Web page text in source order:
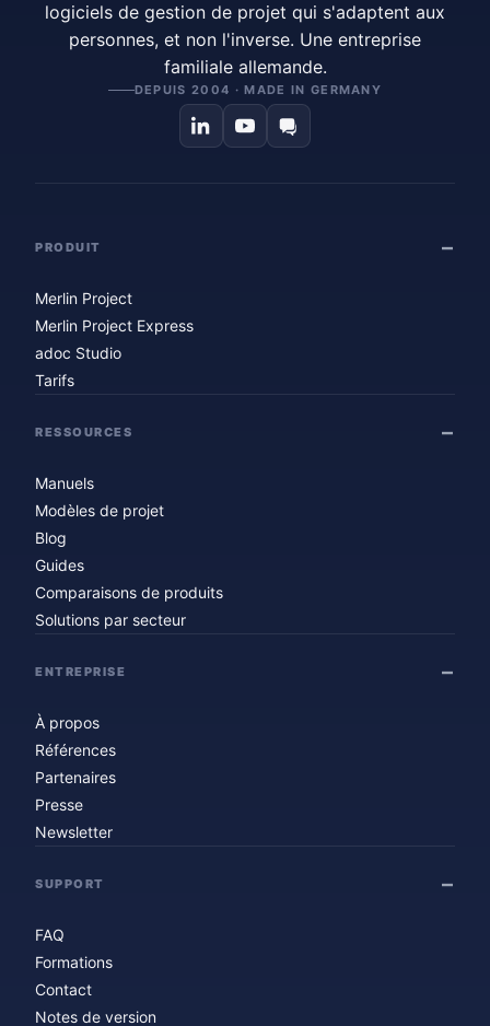
logiciels de gestion de projet qui s'adaptent aux
personnes, et non l'inverse. Une entreprise
familiale allemande.
DEPUIS 2004 · MADE IN GERMANY
PRODUIT
Merlin Project
Merlin Project Express
adoc Studio
Tarifs
RESSOURCES
Manuels
Modèles de projet
Blog
Guides
Comparaisons de produits
Solutions par secteur
ENTREPRISE
À propos
Références
Partenaires
Presse
Newsletter
SUPPORT
FAQ
Formations
Contact
Notes de version